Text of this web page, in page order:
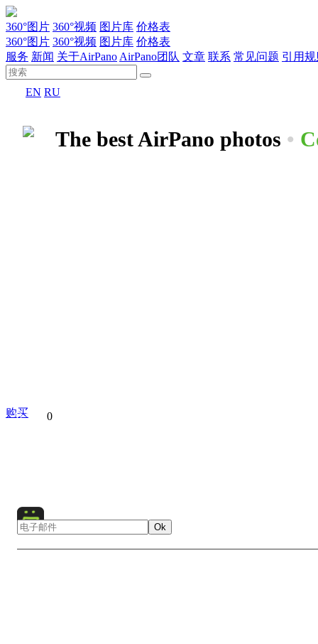
360°图片 360°视频 图片库 价格表
360°图片 360°视频 图片库 价格表
服务 新闻 关于AirPano AirPano团队 文章 联系 常见问题 引用
EN RU
The best AirPano photos •
分享到 0
购买
Ok